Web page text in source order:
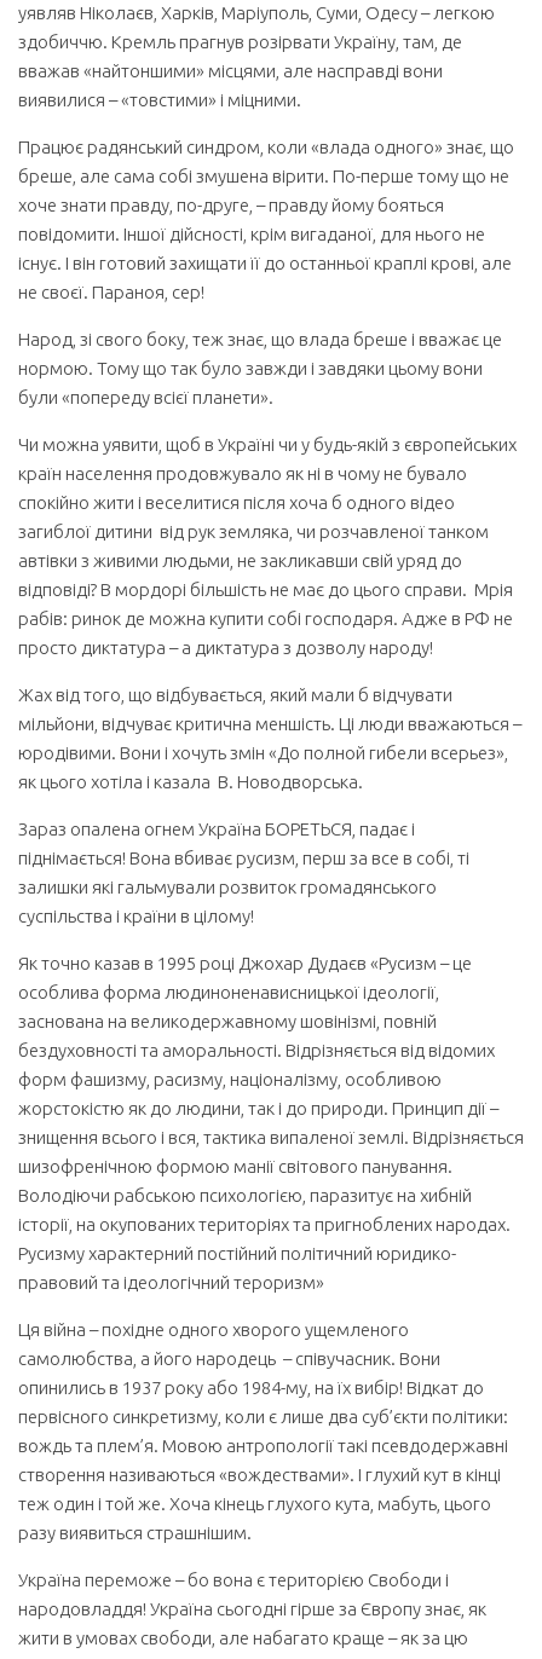
уявляв Ніколаєв, Харків, Маріуполь, Суми, Одесу – легкою
здобиччю. Кремль прагнув розірвати Україну, там, де
вважав «найтоншими» місцями, але насправді вони
виявилися – «товстими» і міцними.
Працює радянський синдром, коли «влада одного» знає, що
бреше, але сама собі змушена вірити. По-перше тому що не
хоче знати правду, по-друге, – правду йому бояться
повідомити. Іншої дійсності, крім вигаданої, для нього не
існує. І він готовий захищати її до останньої краплі крові, але
не своєї. Параноя, сер!
Народ, зі свого боку, теж знає, що влада бреше і вважає це
нормою. Тому що так було завжди і завдяки цьому вони
були «попереду всієї планети».
Чи можна уявити, щоб в Україні чи у будь-якій з європейських
країн населення продовжувало як ні в чому не бувало
спокійно жити і веселитися після хоча б одного відео
загиблої дитини від рук земляка, чи розчавленої танком
автівки з живими людьми, не закликавши свій уряд до
відповіді? В мордорі більшість не має до цього справи. Мрія
рабів: ринок де можна купити собі господаря. Адже в РФ не
просто диктатура – а диктатура з дозволу народу!
Жах від того, що відбувається, який мали б відчувати
мільйони, відчуває критична меншість. Ці люди вважаються –
юродівими. Вони і хочуть змін «До полной гибели всерьез»,
як цього хотіла і казала В. Новодворська.
Зараз опалена огнем Україна БОРЕТЬСЯ, падає і
піднімається! Вона вбиває русизм, перш за все в собі, ті
залишки які гальмували розвиток громадянського
суспільства і країни в цілому!
Як точно казав в 1995 році Джохар Дудаєв «Русизм – це
особлива форма людиноненависницької ідеології,
заснована на великодержавному шовінізмі, повній
бездуховності та аморальності. Відрізняється від відомих
форм фашизму, расизму, націоналізму, особливою
жорстокістю як до людини, так і до природи. Принцип дії –
знищення всього і вся, тактика випаленої землі. Відрізняється
шизофренічною формою манії світового панування.
Володіючи рабською психологією, паразитує на хибній
історії, на окупованих територіях та пригноблених народах.
Русизму характерний постійний політичний юридико-
правовий та ідеологічний тероризм»
Ця війна – похідне одного хворого ущемленого
самолюбства, а його народець – співучасник. Вони
опинились в 1937 року або 1984-му, на їх вибір! Відкат до
первісного синкретизму, коли є лише два суб’єкти політики:
вождь та плем’я. Мовою антропології такі псевдодержавні
створення називаються «вождествами». І глухий кут в кінці
теж один і той же. Хоча кінець глухого кута, мабуть, цього
разу виявиться страшнішим.
Україна переможе – бо вона є територією Свободи і
народовладдя! Україна сьогодні гірше за Європу знає, як
жити в умовах свободи, але набагато краще – як за цю